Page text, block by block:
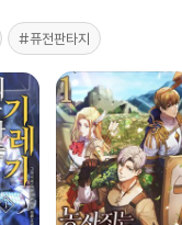
#퓨전판타지